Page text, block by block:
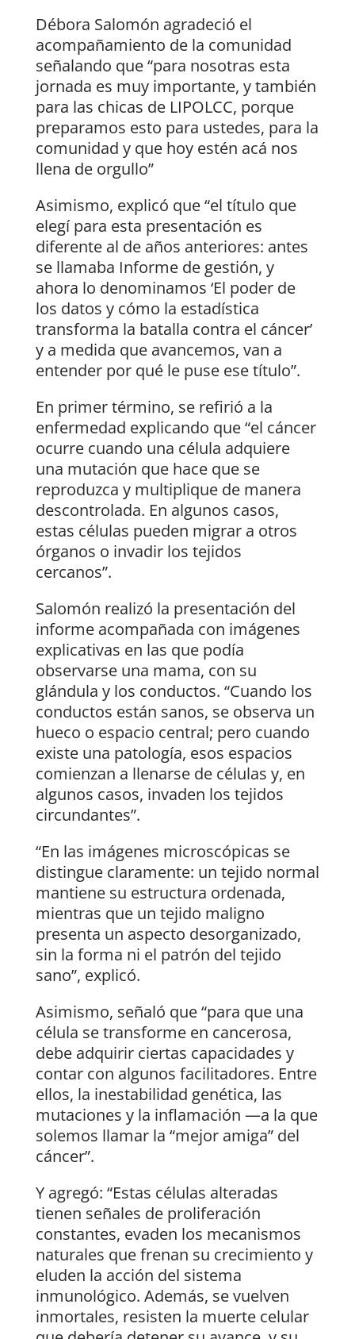
Débora Salomón agradeció el
acompañamiento de la comunidad
señalando que “para nosotras esta
jornada es muy importante, y también
para las chicas de LIPOLCC, porque
preparamos esto para ustedes, para la
comunidad y que hoy estén acá nos
llena de orgullo”
Asimismo, explicó que “el título que
elegí para esta presentación es
diferente al de años anteriores: antes
se llamaba Informe de gestión, y
ahora lo denominamos ‘El poder de
los datos y cómo la estadística
transforma la batalla contra el cáncer’
y a medida que avancemos, van a
entender por qué le puse ese título”.
En primer término, se refirió a la
enfermedad explicando que “el cáncer
ocurre cuando una célula adquiere
una mutación que hace que se
reproduzca y multiplique de manera
descontrolada. En algunos casos,
estas células pueden migrar a otros
órganos o invadir los tejidos
cercanos”.
Salomón realizó la presentación del
informe acompañada con imágenes
explicativas en las que podía
observarse una mama, con su
glándula y los conductos. “Cuando los
conductos están sanos, se observa un
hueco o espacio central; pero cuando
existe una patología, esos espacios
comienzan a llenarse de células y, en
algunos casos, invaden los tejidos
circundantes”.
“En las imágenes microscópicas se
distingue claramente: un tejido normal
mantiene su estructura ordenada,
mientras que un tejido maligno
presenta un aspecto desorganizado,
sin la forma ni el patrón del tejido
sano”, explicó.
Asimismo, señaló que “para que una
célula se transforme en cancerosa,
debe adquirir ciertas capacidades y
contar con algunos facilitadores. Entre
ellos, la inestabilidad genética, las
mutaciones y la inflamación —a la que
solemos llamar la “mejor amiga” del
cáncer”.
Y agregó: “Estas células alteradas
tienen señales de proliferación
constantes, evaden los mecanismos
naturales que frenan su crecimiento y
eluden la acción del sistema
inmunológico. Además, se vuelven
inmortales, resisten la muerte celular